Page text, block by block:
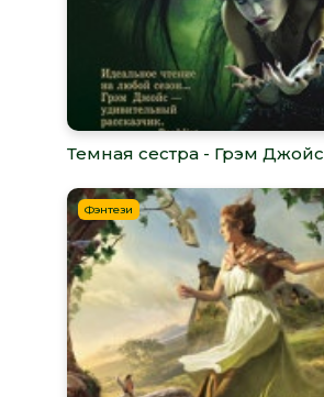
Темная сестра - Грэм Джойс
Фэнтези